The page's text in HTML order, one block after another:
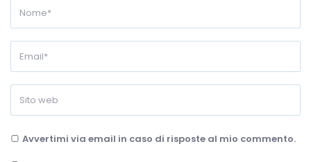
Avvertimi via email in caso di risposte al mio commento.